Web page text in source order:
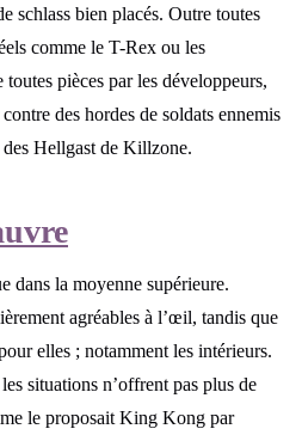
schlass bien placés. Outre toutes
comme le T-Rex ou les
pièces par les développeurs,
des hordes de soldats ennemis
Hellgast de Killzone.
dans la moyenne supérieure.
agréables à l’œil, tandis que
elles ; notamment les intérieurs.
situations n’offrent pas plus de
le proposait King Kong par